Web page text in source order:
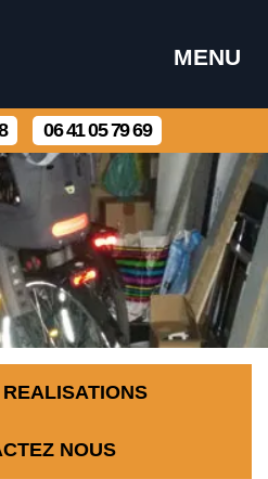
MENU
06 41 05 79 69
NOUS